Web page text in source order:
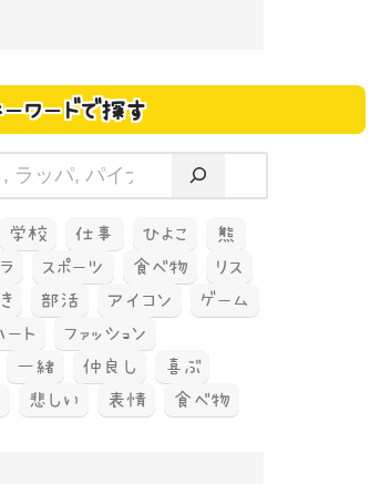
ーワードで探す
学校 仕事 ひよこ
熊
スポーツ 食べ物
リス
部活 アイコン
ゲーム
ート
ファッション
一緒 仲良し
喜ぶ
悲しい 表情 食べ物